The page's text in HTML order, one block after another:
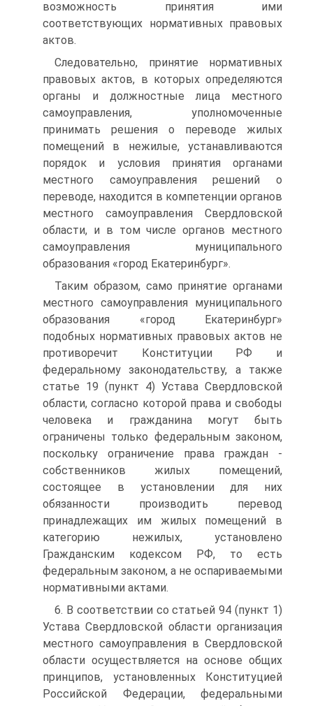
возможность принятия ими
соответствующих нормативных правовых
актов.
Следовательно, принятие нормативных
правовых актов, в которых определяются
органы и должностные лица местного
самоуправления, уполномоченные
принимать решения о переводе жилых
помещений в нежилые, устанавливаются
порядок и условия принятия органами
местного самоуправления решений о
переводе, находится в компетенции органов
местного самоуправления Свердловской
области, и в том числе органов местного
самоуправления муниципального
образования «город Екатеринбург».
Таким образом, само принятие органами
местного самоуправления муниципального
образования «город Екатеринбург»
подобных нормативных правовых актов не
противоречит Конституции РФ и
федеральному законодательству, а также
статье 19 (пункт 4) Устава Свердловской
области, согласно которой права и свободы
человека и гражданина могут быть
ограничены только федеральным законом,
поскольку ограничение права граждан -
собственников жилых помещений,
состоящее в установлении для них
обязанности производить перевод
принадлежащих им жилых помещений в
категорию нежилых, установлено
Гражданским кодексом РФ, то есть
федеральным законом, а не оспариваемыми
нормативными актами.
6. В соответствии со статьей 94 (пункт 1)
Устава Свердловской области организация
местного самоуправления в Свердловской
области осуществляется на основе общих
принципов, установленных Конституцией
Российской Федерации, федеральными